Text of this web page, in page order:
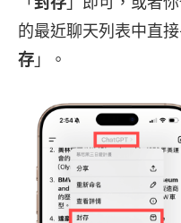
的最近聊天列表中直
存 」。